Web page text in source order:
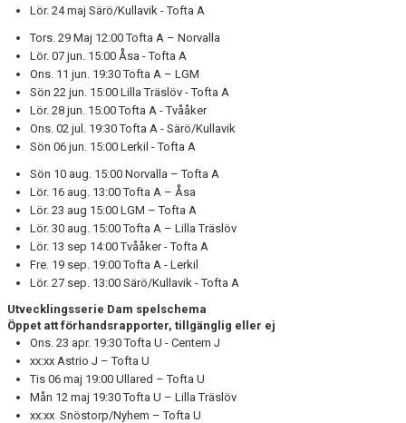
Lör. 24 maj Särö/Kullavik - Tofta A
Tors. 29 Maj 12:00 Tofta A – Norvalla
Lör. 07 jun. 15:00 Åsa - Tofta A
Ons. 11 jun. 19:30 Tofta A – LGM
Sön 22 jun. 15:00 Lilla Träslöv - Tofta A
Lör. 28 jun. 15:00 Tofta A - Tvååker
Ons. 02 jul. 19:30 Tofta A - Särö/Kullavik
Sön 06 jun. 15:00 Lerkil - Tofta A
Sön 10 aug. 15:00 Norvalla – Tofta A
Lör. 16 aug. 13:00 Tofta A – Åsa
Lör. 23 aug 15:00 LGM – Tofta A
Lör. 30 aug. 15:00 Tofta A – Lilla Träslöv
Lör. 13 sep 14:00 Tvååker - Tofta A
Fre. 19 sep. 19:00 Tofta A - Lerkil
Lör. 27 sep. 13:00 Särö/Kullavik - Tofta A
Utvecklingsserie Dam spelschema
Öppet att förhandsrapporter, tillgänglig eller ej
Ons. 23 apr. 19:30 Tofta U - Centern J
xx:xx Astrio J – Tofta U
Tis 06 maj 19:00 Ullared – Tofta U
Mån 12 maj 19:30 Tofta U – Lilla Träslöv
xx:xx Snöstorp/Nyhem – Tofta U